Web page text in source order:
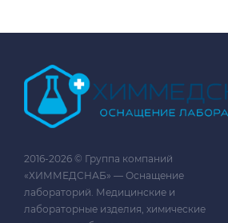
2016-2026 © Группа компаний
«ХИММЕДСНАБ» — Оснащение
лабораторий. Медицинские и
лабораторные изделия, химические